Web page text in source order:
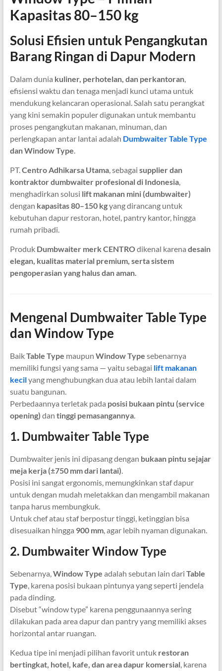
Kapasitas 80–150 kg
Solusi Efisien untuk Pengangkutan
Barang Ringan di Dapur Modern
Dalam dunia kuliner, perhotelan, dan perkantoran,
efisiensi waktu dan tenaga menjadi kunci utama untuk
mendukung kelancaran operasional. Salah satu perangkat
yang kini semakin populer digunakan untuk membantu
proses pengangkutan makanan, minuman, dan
perlengkapan antar lantai adalah Dumbwaiter Table Type
dan Window Type.
PT.Centro Adhikarsa Utama, sebagai supplier dan
kontraktor dumbwaiter profesional di Indonesia,
menghadirkan solusi lift makanan mini (dumbwaiter)
dengan kapasitas 80–150 kgyang dirancang untuk
kebutuhan dapur restoran, hotel, pantry kantor, hingga
rumah pribadi.
Produk Dumbwaiter merk CENTROdikenal karena desain
elegan, kualitas material premium, serta sistem
pengoperasian yang halus dan aman.
Mengenal Dumbwaiter Table Type
dan Window Type
BaikTable Type maupun Window Type sebenarnya
memiliki fungsi yang sama — yaitu sebagai lift makanan
kecilyang menghubungkan dua atau lebih lantai dalam
suatu bangunan.
Perbedaannya terletak pada posisi bukaan pintu (service
opening) dan tinggi pemasangannya.
1. Dumbwaiter Table Type
Dumbwaiter jenis ini dipasang dengan bukaan pintu sejajar
meja kerja (±750 mm dari lantai).
Posisi ini sangat ergonomis, memungkinkan staf dapur
untuk dengan mudah meletakkan dan mengambil makanan
tanpa harus membungkuk.
Untuk chef atau staf berpostur tinggi, ketinggian bisa
disesuaikan hingga 900 mm, agar lebih nyaman digunakan.
2. Dumbwaiter Window Type
Sebenarnya,Window Type adalah sebutan lain dari Table
Type, karena posisi bukaan pintunya yang seperti jendela
pada dinding.
Disebut “window type” karena penggunaannya sering
dilakukan pada area dapur dan pantry yang memiliki akses
horizontal antar ruangan.
Kedua tipe ini menjadi pilihan favorit untuk restoran
bertingkat, hotel, kafe, dan area dapur komersial, karena